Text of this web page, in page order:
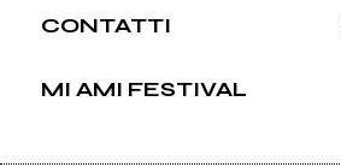
CONTATTI
MI AMI FESTIVAL